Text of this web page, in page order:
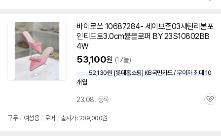
펼
바이로쏘 10687284- 세이브존03새틴리본포
인티드토3.0cm뷸블로퍼 BY 23S10802BB
4W
53,100원 (17몰)
52,130원 [롯데홈쇼핑] KB국민카드 / 무이자 최대 10
개월
23.08. 등록
관
구두 / 여성용 / 로퍼 / 출시가: 209,000원